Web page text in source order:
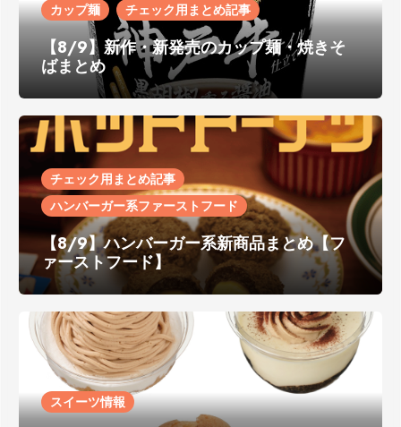
カップ麺 チェック用まとめ記事
【8/9】新作・新発売のカップ麺・焼きそ
ばまとめ
チェック用まとめ記事
ハンバーガー系ファーストフード
【8/9】ハンバーガー系新商品まとめ【フ
ァーストフード】
スイーツ情報